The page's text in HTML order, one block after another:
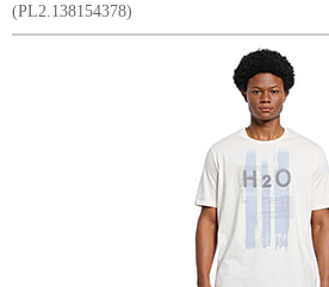
(PL2.138154378)